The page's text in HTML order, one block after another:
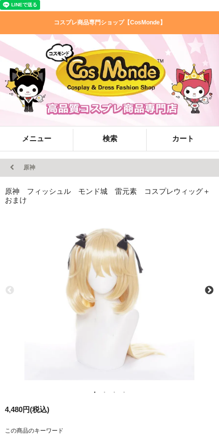
コスプレ商品専門ショップ【CosMonde】
メニュー 検索 カート
原神
原神 フィッシュル モンド城 雷元素 コスプレウィッグ＋
おまけ
4,480円(税込)
この商品のキーワード